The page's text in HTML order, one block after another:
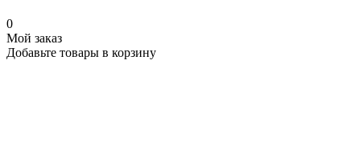
0
Мой заказ
Добавьте товары в корзину